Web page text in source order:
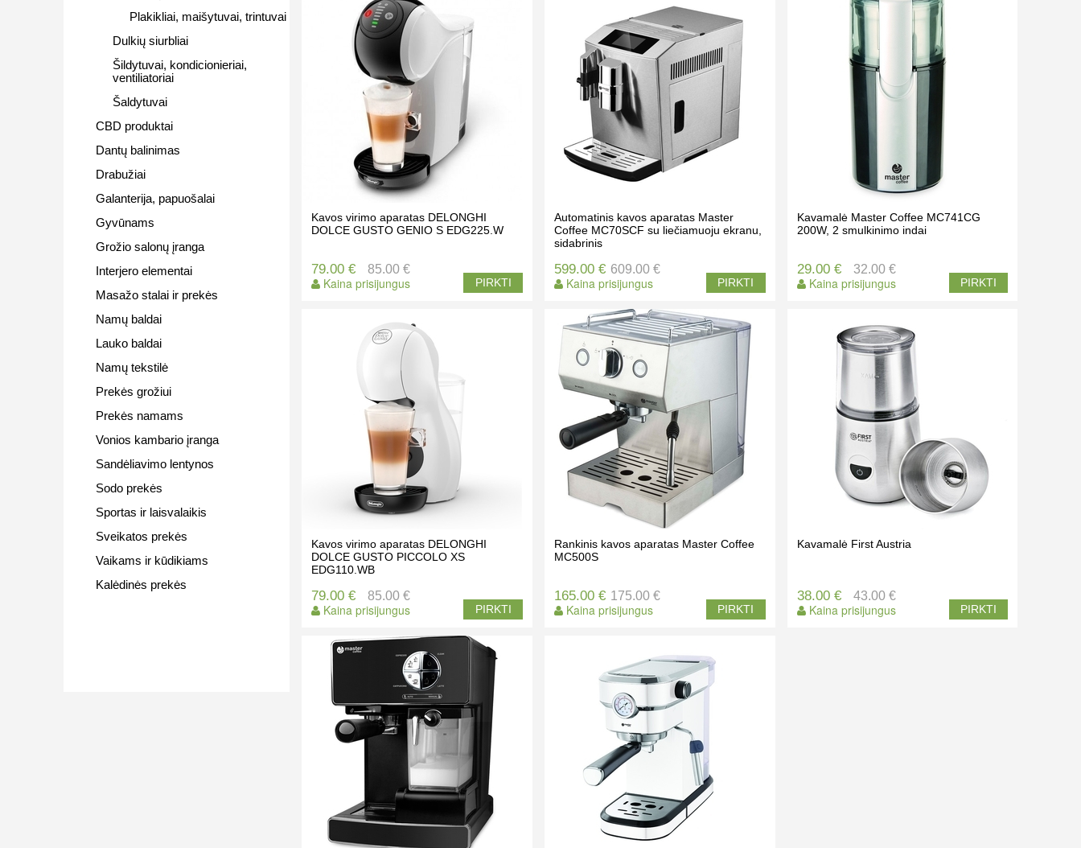
Plakikliai, maišytuvai, trintuvai
Dulkių siurbliai
Šildytuvai, kondicionieriai,
ventiliatoriai
Šaldytuvai
CBD produktai
Dantų balinimas
Drabužiai
Galanterija, papuošalai
Gyvūnams
Grožio salonų įranga
Interjero elementai
Masažo stalai ir prekės
Namų baldai
Lauko baldai
Namų tekstilė
Prekės grožiui
Prekės namams
Vonios kambario įranga
Sandėliavimo lentynos
Sodo prekės
Sportas ir laisvalaikis
Sveikatos prekės
Vaikams ir kūdikiams
Kalėdinės prekės
Kavos virimo aparatas DELONGHI
DOLCE GUSTO GENIO S EDG225.W
79.00 €
Kaina prisijungus
85.00 €
PIRKTI
Automatinis kavos aparatas Master
Coffee MC70SCF su liečiamuoju ekranu,
sidabrinis
599.00 €
Kaina prisijungus
609.00 €
PIRKTI
Kavamalė Master Coffee MC741CG
200W, 2 smulkinimo indai
29.00 €
Kaina prisijungus
32.00 €
PIRKTI
Kavos virimo aparatas DELONGHI
DOLCE GUSTO PICCOLO XS
EDG110.WB
79.00 €
Kaina prisijungus
85.00 €
PIRKTI
Rankinis kavos aparatas Master Coffee
MC500S
165.00 €
Kaina prisijungus
175.00 €
PIRKTI
Kavamalė First Austria
38.00 €
Kaina prisijungus
43.00 €
PIRKTI